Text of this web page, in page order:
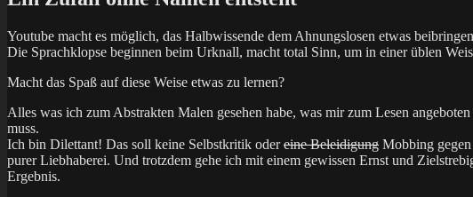
Youtube macht es möglich, das Halbwissende dem Ahnungslosen etwas
Die Sprachklopse beginnen beim Urknall, macht total Sinn, um in einer üblen
Macht das Spaß auf diese Weise etwas zu lernen?
Alles was ich zum Abstrakten Malen gesehen habe, was mir zum Lesen
muss.
Ich bin Dilettant! Das soll keine Selbstkritik odereine Beleidigung Mobbing gegen
purer Liebhaberei. Und trotzdem gehe ich mit einem gewissen Ernst und
Ergebnis.